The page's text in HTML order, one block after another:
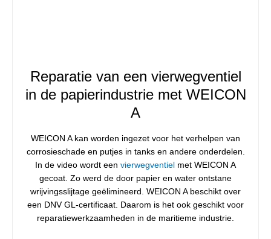
Reparatie van een vierwegventiel
in de papierindustrie met WEICON
A
WEICON A kan worden ingezet voor het verhelpen van
corrosieschade en putjes in tanks en andere onderdelen.
In de video wordt een vierwegventiel met WEICON A
gecoat. Zo werd de door papier en water ontstane
wrijvingsslijtage geëlimineerd. WEICON A beschikt over
een DNV GL-certificaat. Daarom is het ook geschikt voor
reparatiewerkzaamheden in de maritieme industrie.